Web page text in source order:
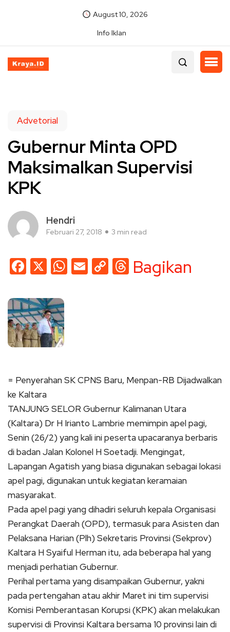
August 10, 2026
Info Iklan
Advetorial
Gubernur Minta OPD
Maksimalkan Supervisi
KPK
Hendri
Februari 27, 2018 3 min read
Facebook
X WhatsApp
EmailCopyThreads
Bagikan
= Penyerahan SK CPNS Baru, Menpan-RB Dijadwalkan
ke Kaltara
TANJUNG SELOR Gubernur Kalimanan Utara
(Kaltara) Dr H Irianto Lambrie memimpin apel pagi,
Senin (26/2) yang kali ini peserta upacaranya berbaris
di badan Jalan Kolonel H Soetadji. Mengingat,
Lapangan Agatish yang biasa digunakan sebagai lokasi
apel pagi, digunakan untuk kegiatan keramaian
masyarakat.
Pada apel pagi yang dihadiri seluruh kepala Organisasi
Perangkat Daerah (OPD), termasuk para Asisten dan
Pelaksana Harian (Plh) Sekretaris Provinsi (Sekprov)
Kaltara H Syaiful Herman itu, ada beberapa hal yang
menjadi perhatian Gubernur.
Perihal pertama yang disampaikan Gubernur, yakni
pada pertengahan atau akhir Maret ini tim supervisi
Komisi Pemberantasan Korupsi (KPK) akan melakukan
supervisi di Provinsi Kaltara bersama 10 provinsi lain di